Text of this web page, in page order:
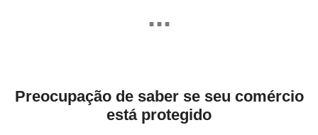
...
Preocupação de saber se seu comércio
está protegido